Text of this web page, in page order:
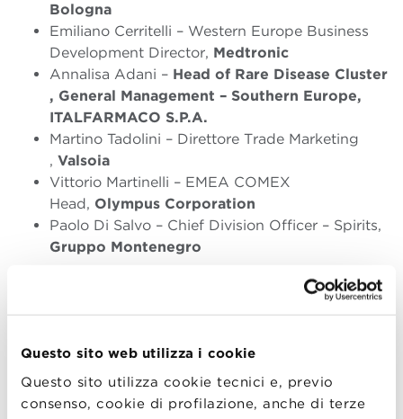
Questo sito web utilizza i cookie
Questo sito utilizza cookie tecnici e, previo
consenso, cookie di profilazione, anche di terze
Bologna
Emiliano Cerritelli – Western Europe Business
Development Director, Medtronic
Annalisa Adani – Head of Rare Disease Cluster
, General Management – Southern Europe,
ITALFARMACO S.P.A.
Martino Tadolini – Direttore Trade Marketing
, Valsoia
Vittorio Martinelli – EMEA COMEX
Head, Olympus Corporation
Paolo Di Salvo – Chief Division Officer – Spirits,
Gruppo Montenegro